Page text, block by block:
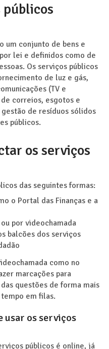
públicos
um conjunto de bens e
lei e definidos como de
Os serviços públicos
de luz e gás,
(TV e
correios, esgotos e
de resíduos sólidos
públicos.
os serviços
das seguintes formas:
o Portal das Finanças e a
por videochamada
balcões dos serviços
como no
marcações para
questões de forma mais
em filas.
usar os serviços
públicos é online, já